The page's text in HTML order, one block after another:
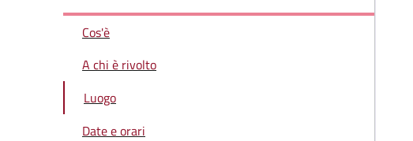
Cos'è
A chi è rivolto
Luogo
Date e orari